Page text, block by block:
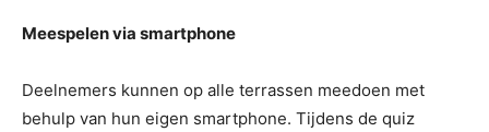
Meespelen via smartphone
Deelnemers kunnen op alle terrassen meedoen met
behulp van hun eigen smartphone. Tijdens de quiz